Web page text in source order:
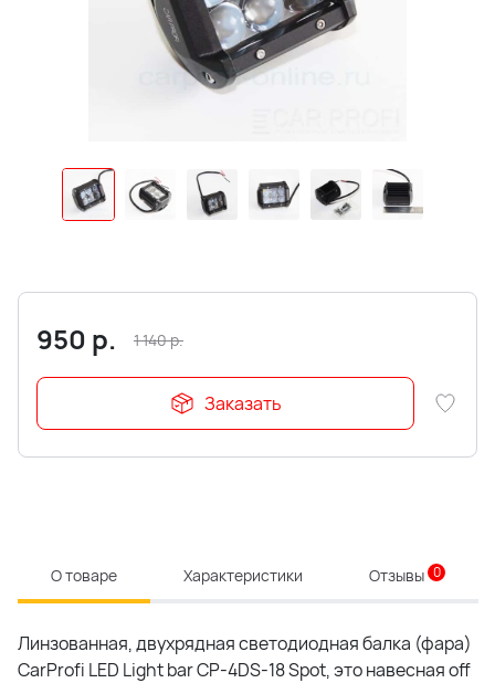
950 р. 1 140р.
Заказать
О товаре Характеристики Отзывы 0
Линзованная, двухрядная светодиодная балка (фара)
CarProfi LED Light bar CP-4DS-18 Spot, это навесная off